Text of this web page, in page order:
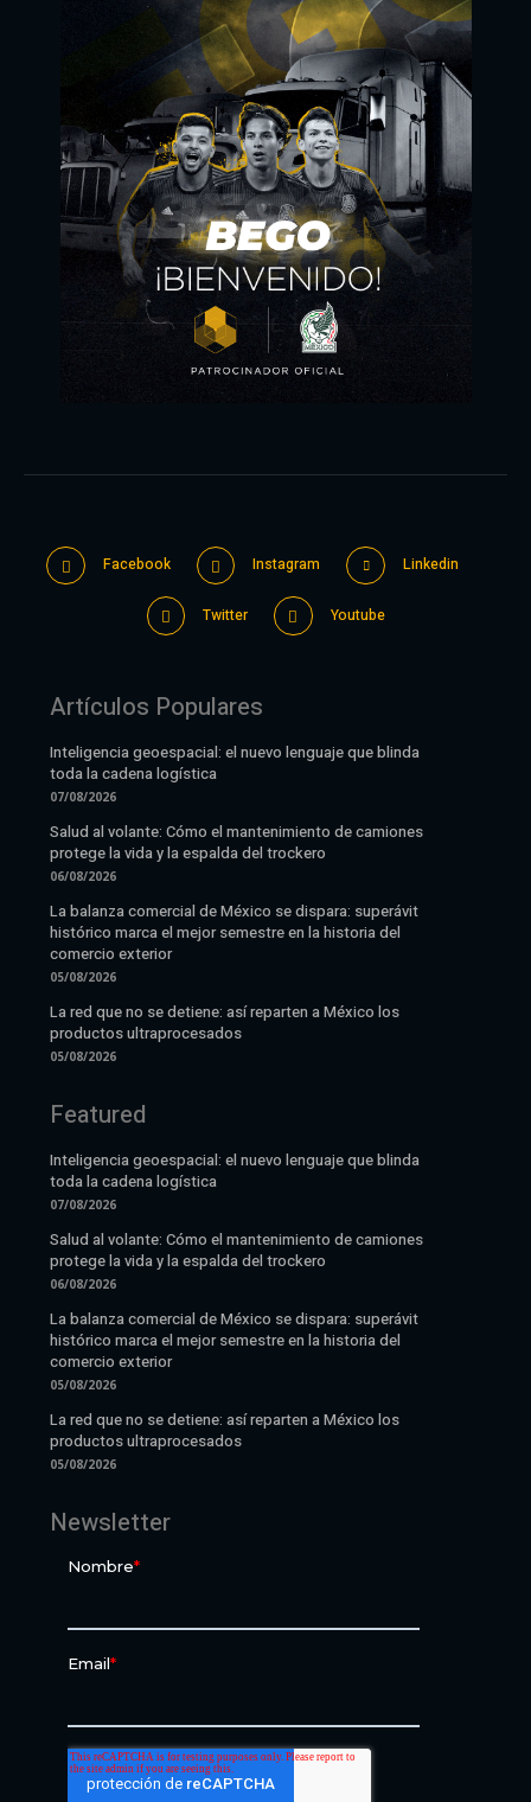
Facebook Instagram Linkedin
Twitter Youtube
Artículos Populares
Inteligencia geoespacial: el nuevo lenguaje que blinda
toda la cadena logística
07/08/2026
Salud al volante: Cómo el mantenimiento de camiones
protege la vida y la espalda del trockero
06/08/2026
La balanza comercial de México se dispara: superávit
histórico marca el mejor semestre en la historia del
comercio exterior
05/08/2026
La red que no se detiene: así reparten a México los
productos ultraprocesados
05/08/2026
Featured
Inteligencia geoespacial: el nuevo lenguaje que blinda
toda la cadena logística
07/08/2026
Salud al volante: Cómo el mantenimiento de camiones
protege la vida y la espalda del trockero
06/08/2026
La balanza comercial de México se dispara: superávit
histórico marca el mejor semestre en la historia del
comercio exterior
05/08/2026
La red que no se detiene: así reparten a México los
productos ultraprocesados
05/08/2026
Newsletter